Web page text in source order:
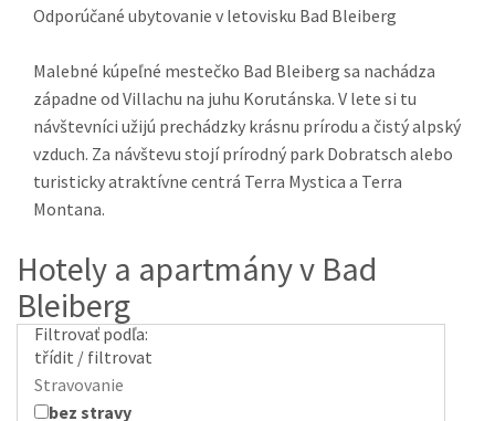
Odporúčané ubytovanie v letovisku Bad Bleiberg
Malebné kúpeľné mestečko Bad Bleiberg sa nachádza
západne od Villachu na juhu Korutánska. V lete si tu
návštevníci užijú prechádzky krásnu prírodu a čistý alpský
vzduch. Za návštevu stojí prírodný park Dobratsch alebo
turisticky atraktívne centrá Terra Mystica a Terra
Montana.
Hotely a apartmány v Bad
Bleiberg
Filtrovať podľa:
třídit / filtrovat
Stravovanie
bez stravy